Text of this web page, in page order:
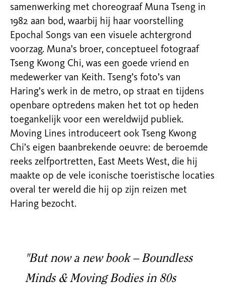
samenwerking met choreograaf Muna Tseng in
1982 aan bod, waarbij hij haar voorstelling
Epochal Songs van een visuele achtergrond
voorzag. Muna’s broer, conceptueel fotograaf
Tseng Kwong Chi, was een goede vriend en
medewerker van Keith. Tseng’s foto’s van
Haring’s werk in de metro, op straat en tijdens
openbare optredens maken het tot op heden
toegankelijk voor een wereldwijd publiek.
Moving Lines introduceert ook Tseng Kwong
Chi’s eigen baanbrekende oeuvre: de beroemde
reeks zelfportretten, East Meets West, die hij
maakte op de vele iconische toeristische locaties
overal ter wereld die hij op zijn reizen met
Haring bezocht.
"But now a new book – Boundless
Minds & Moving Bodies in 80s